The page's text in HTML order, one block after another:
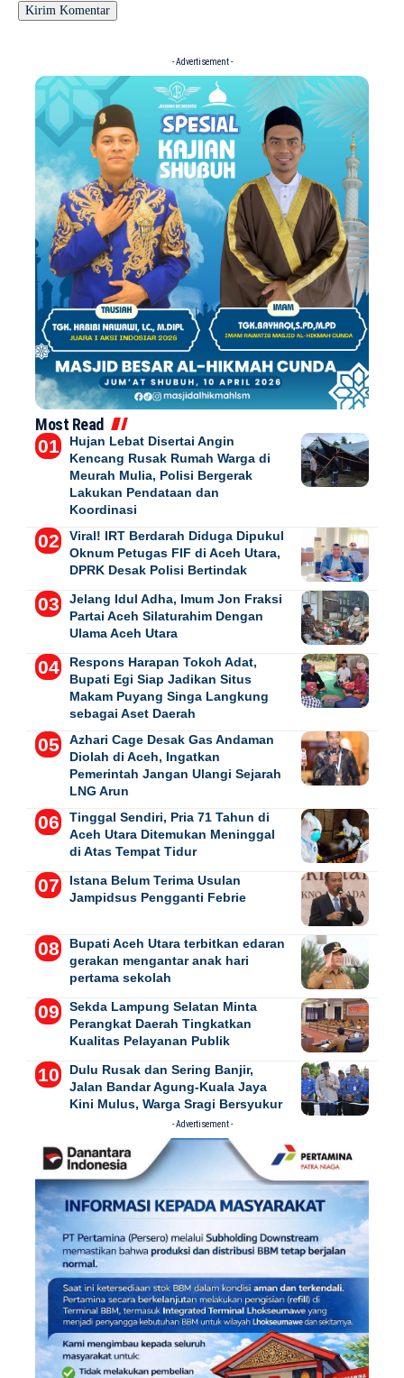
- Advertisement -
Most Read
Hujan Lebat Disertai Angin
Kencang Rusak Rumah Warga di
Meurah Mulia, Polisi Bergerak
Lakukan Pendataan dan
Koordinasi
Viral! IRT Berdarah Diduga Dipukul
Oknum Petugas FIF di Aceh Utara,
DPRK Desak Polisi Bertindak
Jelang Idul Adha, Imum Jon Fraksi
Partai Aceh Silaturahim Dengan
Ulama Aceh Utara
Respons Harapan Tokoh Adat,
Bupati Egi Siap Jadikan Situs
Makam Puyang Singa Langkung
sebagai Aset Daerah
Azhari Cage Desak Gas Andaman
Diolah di Aceh, Ingatkan
Pemerintah Jangan Ulangi Sejarah
LNG Arun
Tinggal Sendiri, Pria 71 Tahun di
Aceh Utara Ditemukan Meninggal
di Atas Tempat Tidur
Istana Belum Terima Usulan
Jampidsus Pengganti Febrie
Bupati Aceh Utara terbitkan edaran
gerakan mengantar anak hari
pertama sekolah
Sekda Lampung Selatan Minta
Perangkat Daerah Tingkatkan
Kualitas Pelayanan Publik
Dulu Rusak dan Sering Banjir,
Jalan Bandar Agung-Kuala Jaya
Kini Mulus, Warga Sragi Bersyukur
- Advertisement -